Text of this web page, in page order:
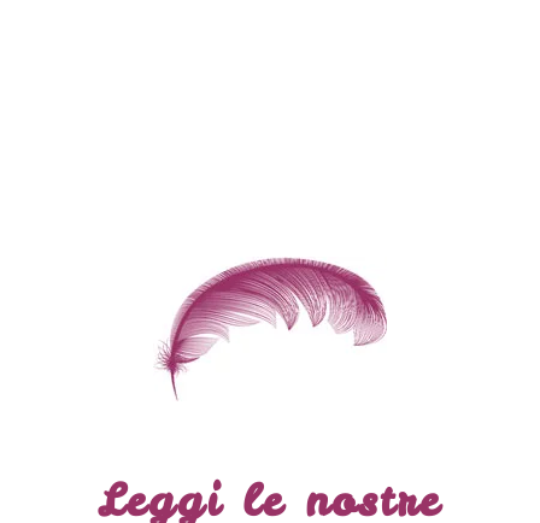
Leggi le nostre